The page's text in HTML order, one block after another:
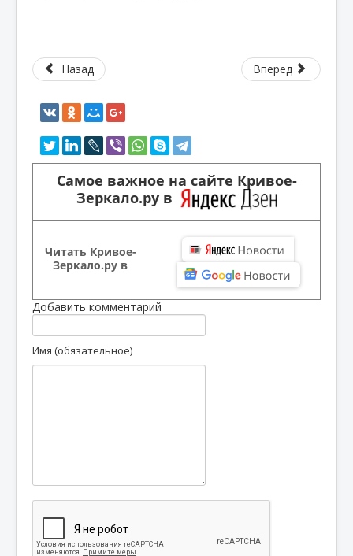
Назад Вперед
Самое важное на сайте Кривое-
Зеркало.ру в
Читать Кривое-
Зеркало.ру в
Добавить комментарий
Имя (обязательное)